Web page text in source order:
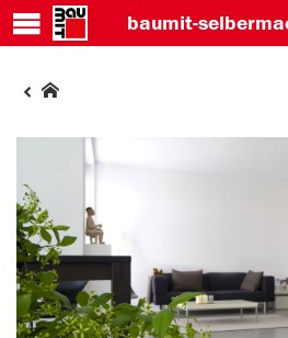
baumit-